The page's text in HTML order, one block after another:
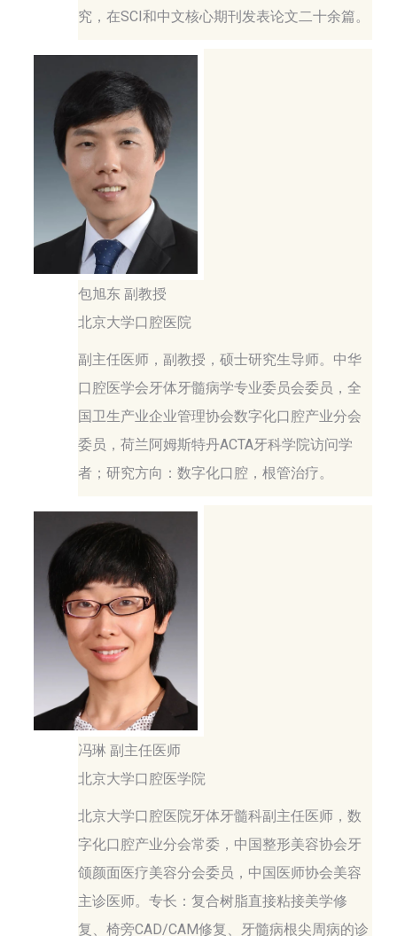
究，在SCI和中文核心期刊发表论文二十余篇。
包旭东 副教授
北京大学口腔医院
副主任医师，副教授，硕士研究生导师。中华
口腔医学会牙体牙髓病学专业委员会委员，全
国卫生产业企业管理协会数字化口腔产业分会
委员，荷兰阿姆斯特丹ACTA牙科学院访问学
者；研究方向：数字化口腔，根管治疗。
冯琳 副主任医师
北京大学口腔医学院
北京大学口腔医院牙体牙髓科副主任医师，数
字化口腔产业分会常委，中国整形美容协会牙
颌颜面医疗美容分会委员，中国医师协会美容
主诊医师。专长：复合树脂直接粘接美学修
复、椅旁CAD/CAM修复、牙髓病根尖周病的诊